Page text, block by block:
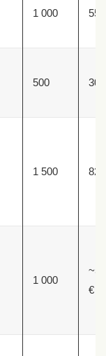
1 000
500
1 500
1 000
€